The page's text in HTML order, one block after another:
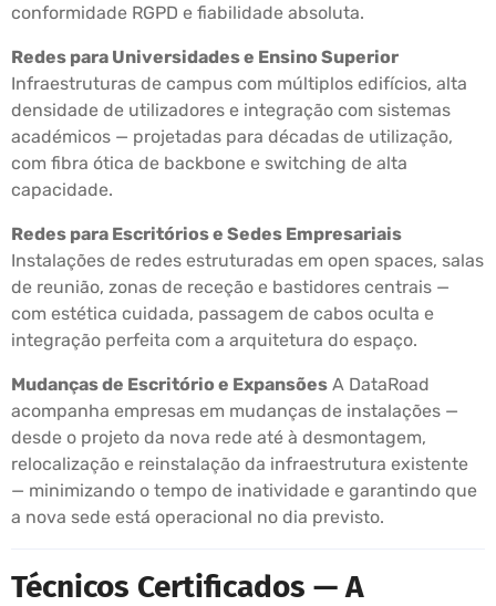
conformidade RGPD e fiabilidade absoluta.
Redes para Universidades e Ensino Superior
Infraestruturas de campus com múltiplos edifícios, alta
densidade de utilizadores e integração com sistemas
académicos — projetadas para décadas de utilização,
com fibra ótica de backbone e switching de alta
capacidade.
Redes para Escritórios e Sedes Empresariais
Instalações de redes estruturadas em open spaces, salas
de reunião, zonas de receção e bastidores centrais —
com estética cuidada, passagem de cabos oculta e
integração perfeita com a arquitetura do espaço.
Mudanças de Escritório e Expansões A DataRoad
acompanha empresas em mudanças de instalações —
desde o projeto da nova rede até à desmontagem,
relocalização e reinstalação da infraestrutura existente
— minimizando o tempo de inatividade e garantindo que
a nova sede está operacional no dia previsto.
Técnicos Certificados — A